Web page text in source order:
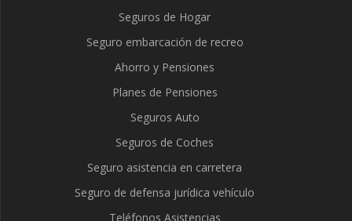
Seguros de Hogar
Seguro embarcación de recreo
Ahorro y Pensiones
Planes de Pensiones
Seguros Auto
Seguros de Coches
Seguro asistencia en carretera
Seguro de defensa jurídica vehículo
Teléfonos Asistencias